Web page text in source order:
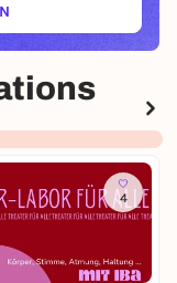
NEUEM TAB)
4